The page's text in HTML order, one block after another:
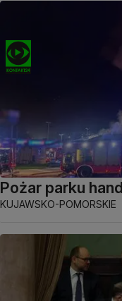
Pożar parku
KUJAWSKO-POMORSKIE